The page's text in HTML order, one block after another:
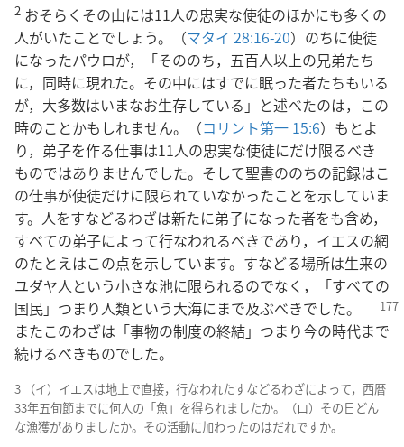
2 おそらくその山には11人の忠実な使徒のほかにも多くの
人がいたことでしょう。（マタイ 28:16-20）のちに使徒
になったパウロが，「そののち，五百人以上の兄弟たち
に，同時に現れた。その中にはすでに眠った者たちもいる
が，大多数はいまなお生存している」と述べたのは，この
時のことかもしれません。（コリント第一 15:6）もとよ
り，弟子を作る仕事は11人の忠実な使徒にだけ限るべき
ものではありませんでした。そして聖書ののちの記録はこ
の仕事が使徒だけに限られていなかったことを示していま
す。人をすなどるわざは新たに弟子になった者をも含め，
すべての弟子によって行なわれるべきであり，イエスの網
のたとえはこの点を示しています。すなどる場所は生来の
ユダヤ人という小さな池に限られるのでなく，「すべての
国民」つまり人類という大海にまで及ぶべきでした。
またこのわざは「事物の制度の終結」つまり今の時代まで
続けるべきものでした。
3 （イ）イエスは地上で直接，行なわれたすなどるわざによって，西暦
33年五旬節までに何人の「魚」を得られましたか。（ロ）その日どん
な漁獲がありましたか。その活動に加わったのはだれですか。